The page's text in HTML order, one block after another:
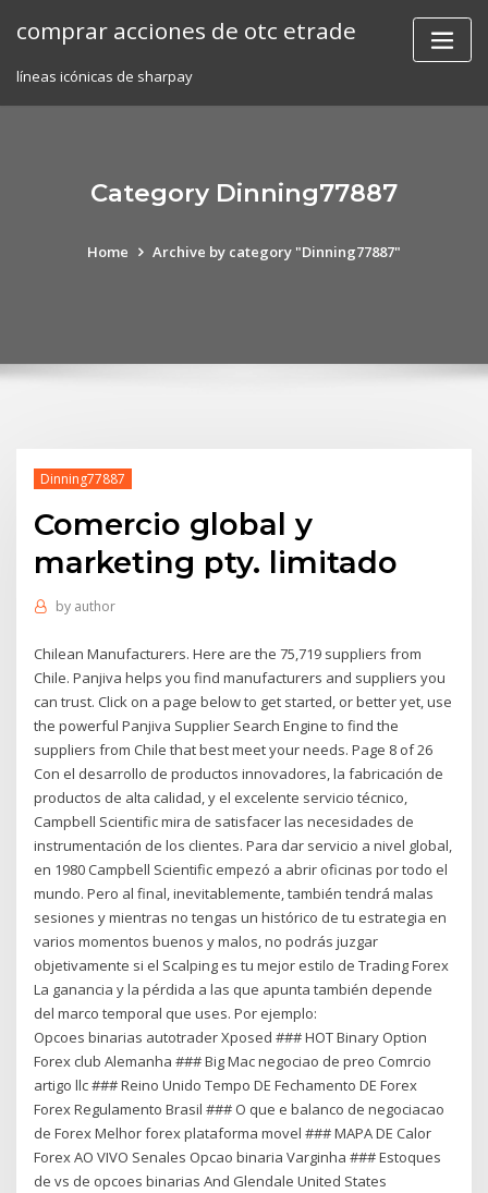
comprar acciones de otc etrade
líneas icónicas de sharpay
Category Dinning77887
Home Archive by category "Dinning77887"
Dinning77887
Comercio global y
marketing pty. limitado
by author
Chilean Manufacturers. Here are the 75,719 suppliers from
Chile. Panjiva helps you find manufacturers and suppliers you
can trust. Click on a page below to get started, or better yet, use
the powerful Panjiva Supplier Search Engine to find the
suppliers from Chile that best meet your needs. Page 8 of 26
Con el desarrollo de productos innovadores, la fabricación de
productos de alta calidad, y el excelente servicio técnico,
Campbell Scientific mira de satisfacer las necesidades de
instrumentación de los clientes. Para dar servicio a nivel global,
en 1980 Campbell Scientific empezó a abrir oficinas por todo el
mundo. Pero al final, inevitablemente, también tendrá malas
sesiones y mientras no tengas un histórico de tu estrategia en
varios momentos buenos y malos, no podrás juzgar
objetivamente si el Scalping es tu mejor estilo de Trading Forex
La ganancia y la pérdida a las que apunta también depende
del marco temporal que uses. Por ejemplo:
Opcoes binarias autotrader Xposed ### HOT Binary Option
Forex club Alemanha ### Big Mac negociao de preo Comrcio
artigo llc ### Reino Unido Tempo DE Fechamento DE Forex
Forex Regulamento Brasil ### O que e balanco de negociacao
de Forex Melhor forex plataforma movel ### MAPA DE Calor
Forex AO VIVO Senales Opcao binaria Varginha ### Estoques
de vs de opcoes binarias And Glendale United States